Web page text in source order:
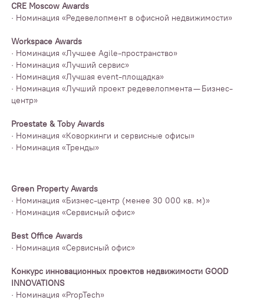
CRE Moscow Awards
· Номинация «Редевелопмент в офисной недвижимости»
Workspace Awards
· Номинация «Лучшее Agile-пространство»
· Номинация «Лучший сервис»
· Номинация «Лучшая event-площадка»
· Номинация «Лучший проект редевелопмента — Бизнес-
центр»
Proestate & Toby Awards
· Номинация «Коворкинги и сервисные офисы»
· Номинация «Тренды»
Green Property Awards
· Номинация «Бизнес-центр (менее 30 000 кв. м)»
· Номинация «Сервисный офис»
Best Office Awards
· Номинация «Сервисный офис»
Конкурс инновационных проектов недвижимости GOOD
INNOVATIONS
· Номинация «PropTech»